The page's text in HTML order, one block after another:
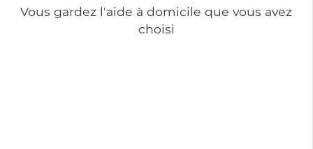
Vous gardez l'aide à domicile que vous avez
choisi